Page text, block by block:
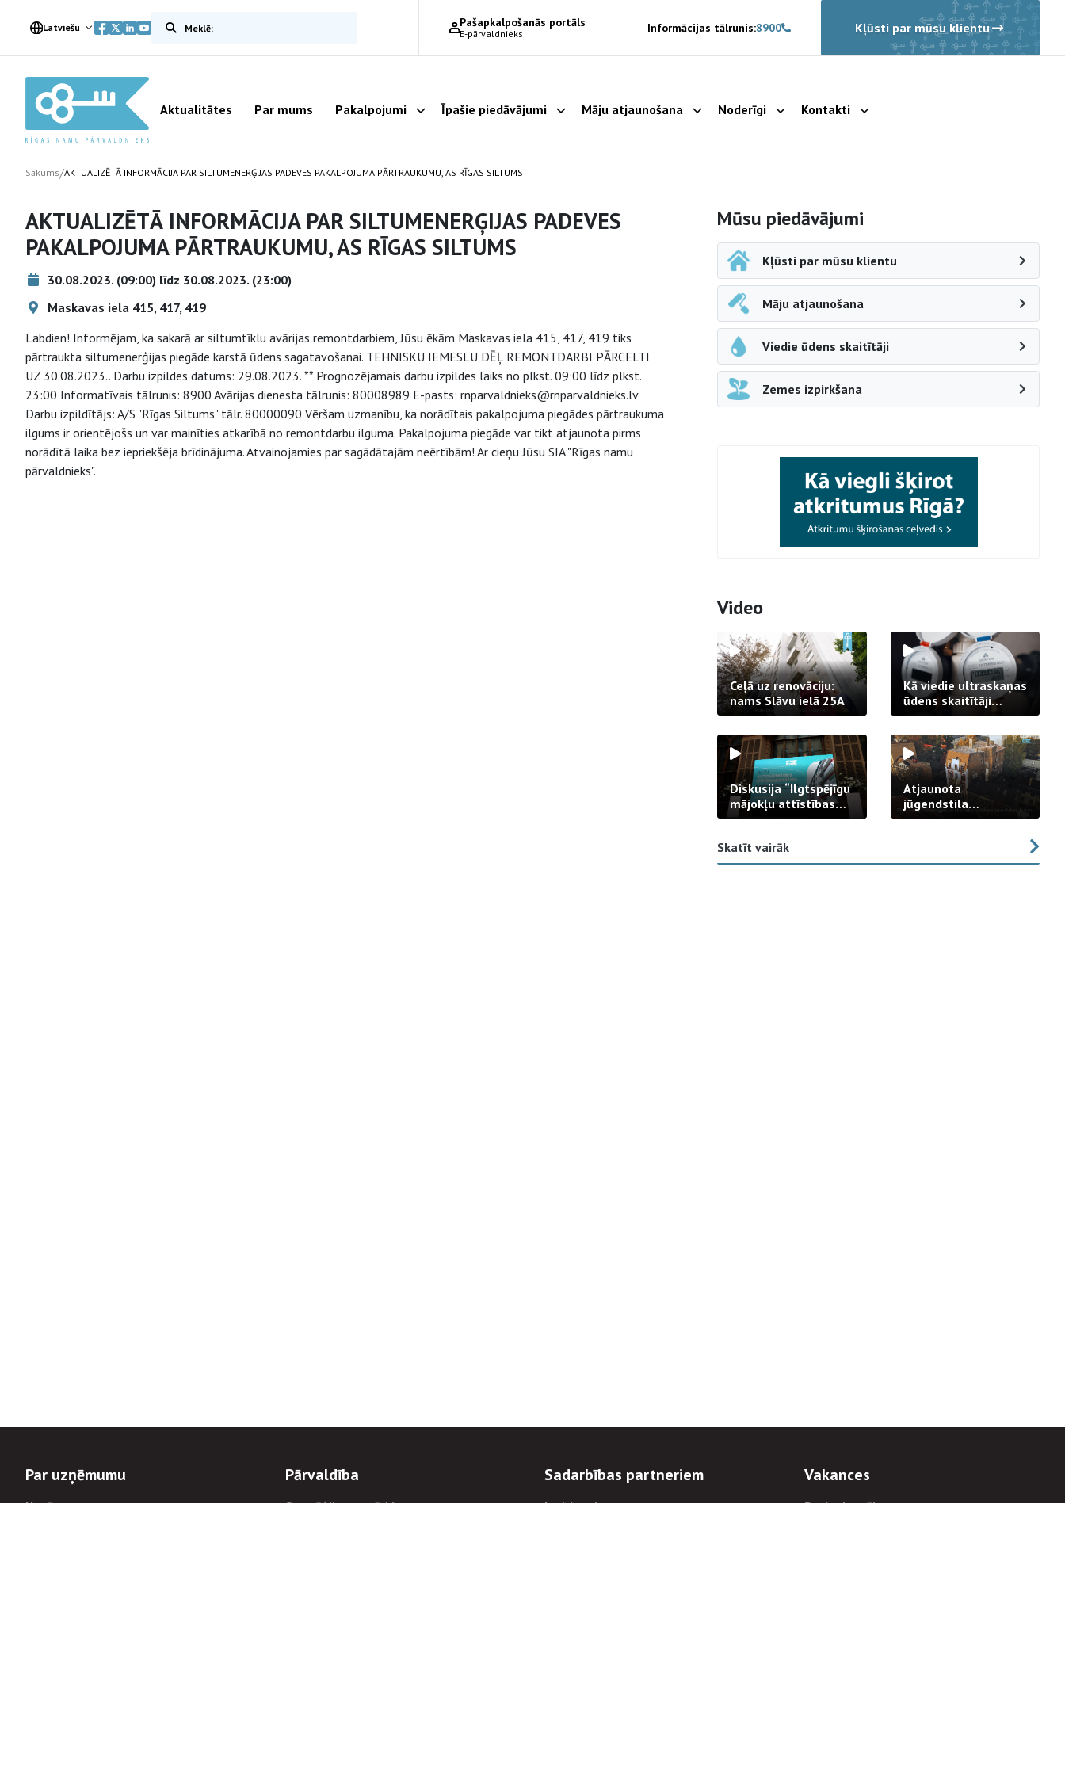
Latviešu Meklēt vietnē Pašapkalpošanās portāls
E-pārvaldnieks Informācijas tālrunis:8900 Kļūsti par mūsu klientu
Aktualitātes Par mums Pakalpojumi Parādīt apakšizvēlni
Īpašie piedāvājumi Parādīt apakšizvēlni
Māju atjaunošana Parādīt apakšizvēlni
Noderīgi Parādīt apakšizvēlni
Kontakti Parādīt apakšizvēlni
Sākums/AKTUALIZĒTĀ INFORMĀCIJA PAR SILTUMENERĢIJAS PADEVES PAKALPOJUMA PĀRTRAUKUMU, AS RĪGAS SILTUMS
AKTUALIZĒTĀ INFORMĀCIJA PAR SILTUMENERĢIJAS PADEVES
PAKALPOJUMA PĀRTRAUKUMU, AS RĪGAS SILTUMS
30.08.2023. (09:00) līdz 30.08.2023. (23:00)
Maskavas iela 415, 417, 419
Labdien! Informējam, ka sakarā ar siltumtīklu avārijas remontdarbiem, Jūsu ēkām Maskavas iela 415, 417, 419 tiks
pārtraukta siltumenerģijas piegāde karstā ūdens sagatavošanai. TEHNISKU IEMESLU DĒĻ REMONTDARBI PĀRCELTI
UZ 30.08.2023.. Darbu izpildes datums: 29.08.2023. ** Prognozējamais darbu izpildes laiks no plkst. 09:00 līdz plkst.
23:00 Informatīvais tālrunis: 8900 Avārijas dienesta tālrunis: 80008989 E-pasts: rnparvaldnieks@rnparvaldnieks.lv
Darbu izpildītājs: A/S "Rīgas Siltums" tālr. 80000090 Vēršam uzmanību, ka norādītais pakalpojuma piegādes pārtraukuma
ilgums ir orientējošs un var mainīties atkarībā no remontdarbu ilguma. Pakalpojuma piegāde var tikt atjaunota pirms
norādītā laika bez iepriekšēja brīdinājuma. Atvainojamies par sagādātajām neērtībām! Ar cieņu Jūsu SIA "Rīgas namu
pārvaldnieks".
Sāna navigācija
Mūsu piedāvājumi
Kļūsti par mūsu klientu
Māju atjaunošana
Viedie ūdens skaitītāji
Zemes izpirkšana
Video
Ceļā uz renovāciju:
nams Slāvu ielā 25A
Kā viedie ultraskaņas
ūdens skaitītāji
strādā praksē
Diskusija “Ilgtspējīgu
mājokļu attīstības
izaicinājums”
Atjaunota
jūgendstila
arhitektūras pērles
Skatīt vairāk
Par uzņēmumu
Uzņēmums
Pārvaldība
Stratēģija un mērķi
Sadarbības partneriem
Iepirkumi
Vakances
Darba iespējas